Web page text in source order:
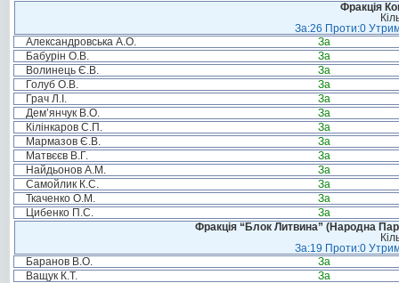
Фракція
За:26 Проти:0
Александровська А.О.
За
Бабурін О.В.
За
Волинець Є.В.
За
Голуб О.В.
За
Грач Л.І.
За
Дем’янчук В.О.
За
Кілінкаров С.П.
За
Мармазов Є.В.
За
Матвєєв В.Г.
За
Найдьонов А.М.
За
Самойлик К.С.
За
Ткаченко О.М.
За
Цибенко П.С.
За
Фракція “Блок Литвина” (Народна
За:19 Проти:0
Баранов В.О.
За
Ващук К.Т.
За